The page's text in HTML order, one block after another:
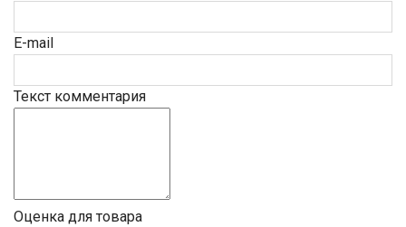
E-mail
Текст комментария
Оценка для товара